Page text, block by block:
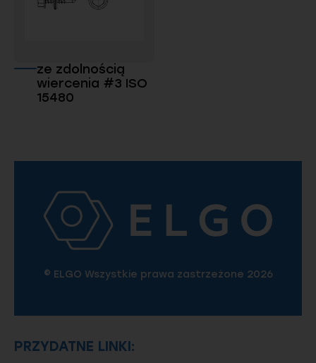
ze zdolnością
wiercenia #3 ISO
15480
© ELGO Wszystkie prawa zastrzeżone 2026
PRZYDATNE LINKI: